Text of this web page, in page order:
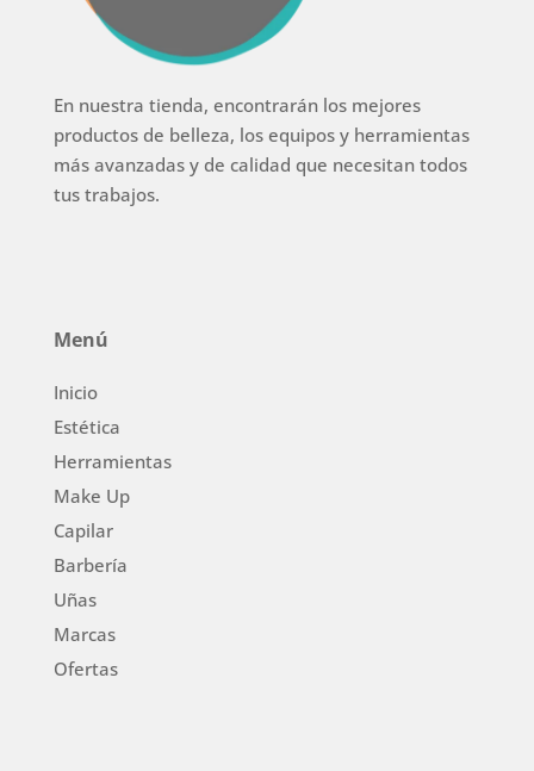
En nuestra tienda, encontrarán los mejores
productos de belleza, los equipos y herramientas
más avanzadas y de calidad que necesitan todos
tus trabajos.
Menú
Inicio
Estética
Herramientas
Make Up
Capilar
Barbería
Uñas
Marcas
Ofertas